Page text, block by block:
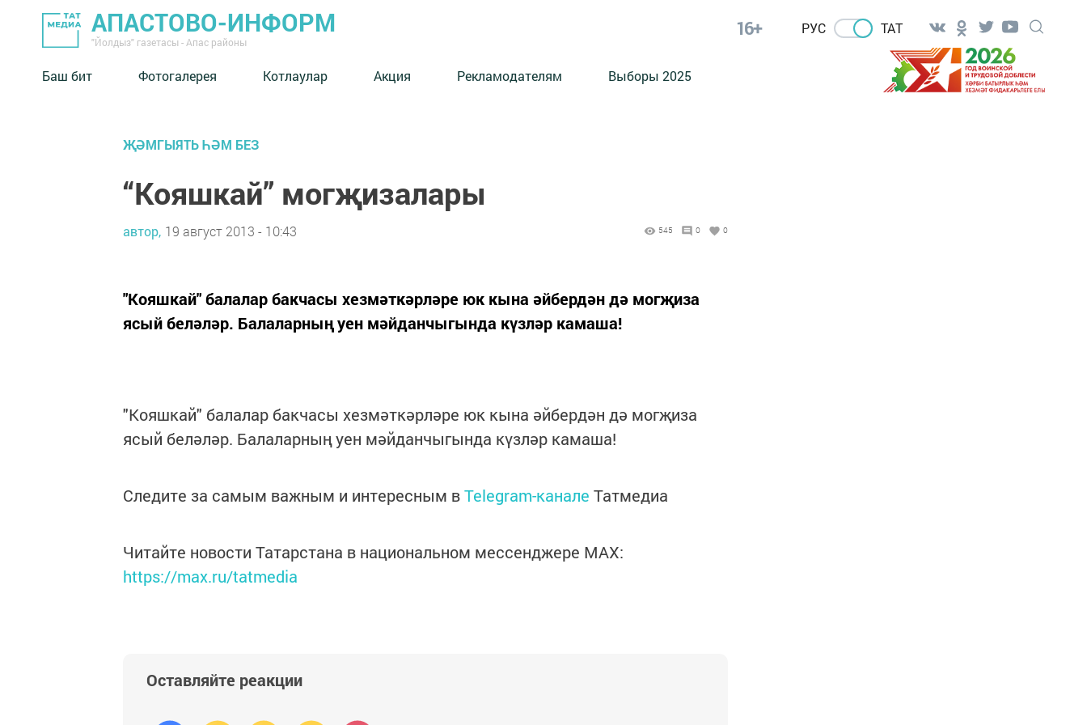
АПАСТОВО-ИНФОРМ
"Йолдыз" газетасы - Апас районы
16+ РУС ТАТ
Баш бит Фотогалерея Котлаулар Акция Рекламодателям Выборы 2025
ҖӘМГЫЯТЬ ҺӘМ БЕЗ
“Кояшкай” могҗизалары
автор, 19 август 2013 - 10:43 545 0 0
"Кояшкай" балалар бакчасы хезмәткәрләре юк кына әйбердән дә могҗиза
ясый беләләр. Балаларның уен мәйданчыгында күзләр камаша!
"Кояшкай" балалар бакчасы хезмәткәрләре юк кына әйбердән дә могҗиза
ясый беләләр. Балаларның уен мәйданчыгында күзләр камаша!
Следите за самым важным и интересным вTelegram-канале Татмедиа
Читайте новости Татарстана в национальном мессенджере MАХ:
https://max.ru/tatmedia
Оставляйте реакции